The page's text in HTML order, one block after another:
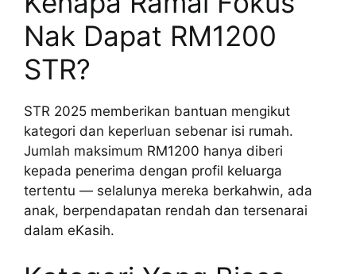
Nak Dapat RM1200
STR?
STR 2025 memberikan bantuan mengikut
kategori dan keperluan sebenar isi rumah.
Jumlah maksimum RM1200 hanya diberi
kepada penerima dengan profil keluarga
tertentu — selalunya mereka berkahwin, ada
anak, berpendapatan rendah dan tersenarai
dalam eKasih.